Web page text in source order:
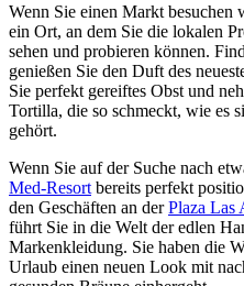
Wenn Sie einen Markt besuchen
ein Ort, an dem Sie die lokalen
sehen und probieren können.
genießen Sie den Duft des
Sie perfekt gereiftes Obst und
Tortilla, die so schmeckt, wie es
gehört.
Wenn Sie auf der Suche nach
Med-Resort bereits perfekt
den Geschäften an derPlaza Las
führt Sie in die Welt der edlen
Markenkleidung. Sie haben die
Urlaub einen neuen Look mit